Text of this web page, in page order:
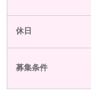
休日
募集条件